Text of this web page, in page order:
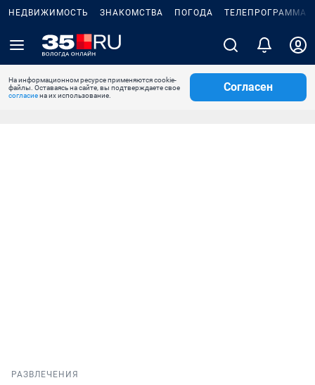
НЕДВИЖИМОСТЬ ЗНАКОМСТВА ПОГОДА ТЕЛЕПРОГРАММА
На информационном ресурсе применяются cookie-
файлы. Оставаясь на сайте, вы подтверждаете свое
согласиена их использование.
Согласен
РАЗВЛЕЧЕНИЯ